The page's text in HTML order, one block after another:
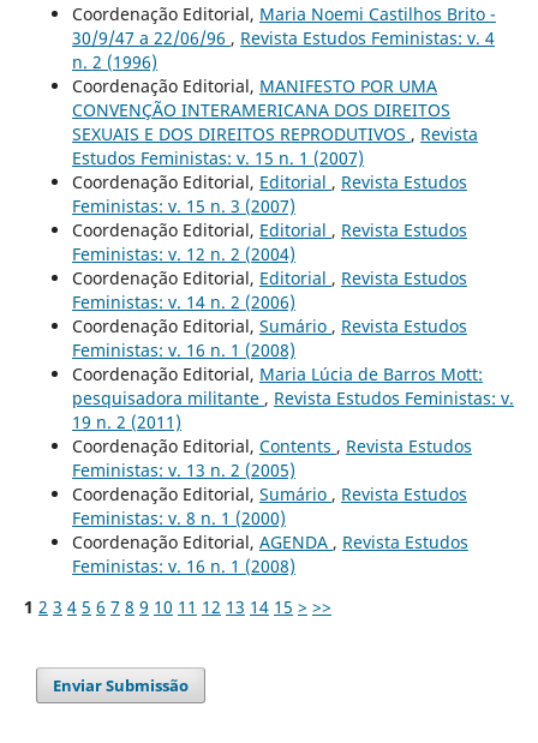
Coordenação Editorial, Maria Noemi Castilhos Brito -
30/9/47 a 22/06/96 , Revista Estudos Feministas: v. 4
n. 2 (1996)
Coordenação Editorial, MANIFESTO POR UMA
CONVENÇÃO INTERAMERICANA DOS DIREITOS
SEXUAIS E DOS DIREITOS REPRODUTIVOS , Revista
Estudos Feministas: v. 15 n. 1 (2007)
Coordenação Editorial, Editorial , Revista Estudos
Feministas: v. 15 n. 3 (2007)
Coordenação Editorial, Editorial , Revista Estudos
Feministas: v. 12 n. 2 (2004)
Coordenação Editorial, Editorial , Revista Estudos
Feministas: v. 14 n. 2 (2006)
Coordenação Editorial, Sumário , Revista Estudos
Feministas: v. 16 n. 1 (2008)
Coordenação Editorial, Maria Lúcia de Barros Mott:
pesquisadora militante , Revista Estudos Feministas: v.
19 n. 2 (2011)
Coordenação Editorial, Contents , Revista Estudos
Feministas: v. 13 n. 2 (2005)
Coordenação Editorial, Sumário , Revista Estudos
Feministas: v. 8 n. 1 (2000)
Coordenação Editorial, AGENDA , Revista Estudos
Feministas: v. 16 n. 1 (2008)
1 2 3 4 5 6 7 8 9 10 11 12 13 14 15 > >>
Enviar Submissão